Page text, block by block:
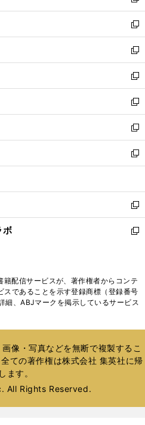
開
く
ウ
で
開
く
ン
ド
ウ
で
開
く
ウ
ィ
ン
ド
ウ
で
開
く
し
い
ウ
ィ
ン
ド
ウ
で
開
く
新
し
い
ウ
ィ
ン
ド
ウ
で
開
く
新
し
い
ウ
ィ
ン
ド
ウ
で
開
新
し
い
ウ
ィ
ン
ド
ウ
開
く
新
し
い
ウ
ィ
ン
ウ
で
開
く
新
し
い
ウ
ン
ド
ウ
で
新
し
ウ
ィ
ン
ド
く
新
し
い
ド
ウ
で
ボ
新
ィ
ン
ド
開
く
配信サービスが、著作権者からコンテ
スであることを示す登録商標（登録番号
、ABJマークを掲示しているサービス
像・写真などを無断で複製するこ
ての著作権は株式会社 集英社に帰
ます。
All Rights Reserved.